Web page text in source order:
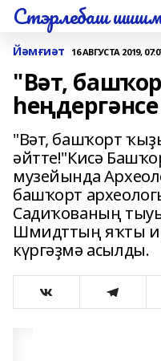
Стэрлебаш
Йәмғиәт 16 АВГУСТА 2019,
"Вәт,
"Вәт, башҡорт
әйтте!"Кисә
музейында
башҡорт
Садиҡованың
Шмидттың яҡты
күргәҙмә асылды.